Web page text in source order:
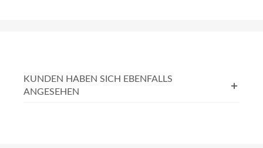
KUNDEN HABEN SICH EBENFALLS
ANGESEHEN